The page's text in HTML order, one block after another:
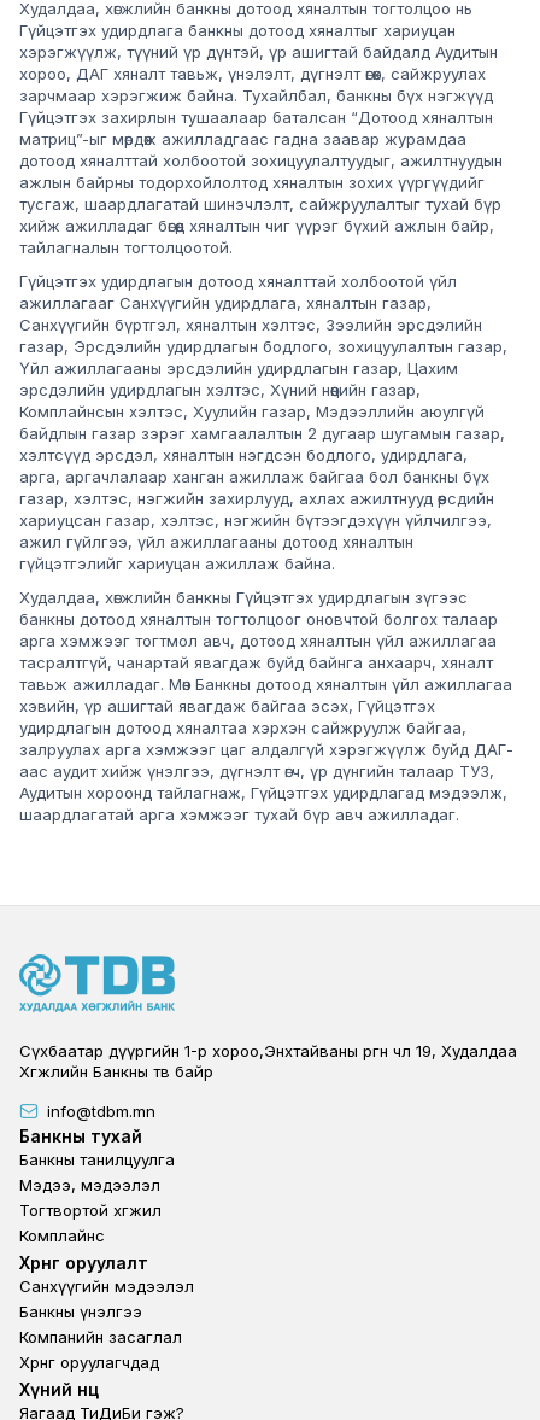
Худалдаа, хөгжлийн банкны дотоод хяналтын тогтолцоо нь
Гүйцэтгэх удирдлага банкны дотоод хяналтыг хариуцан
хэрэгжүүлж, түүний үр дүнтэй, үр ашигтай байдалд Аудитын
хороо, ДАГ хяналт тавьж, үнэлэлт, дүгнэлт өгөх, сайжруулах
зарчмаар хэрэгжиж байна. Тухайлбал, банкны бүх нэгжүүд
Гүйцэтгэх захирлын тушаалаар баталсан “Дотоод хяналтын
матриц”-ыг мөрдөж ажилладгаас гадна заавар журамдаа
дотоод хяналттай холбоотой зохицуулалтуудыг, ажилтнуудын
ажлын байрны тодорхойлолтод хяналтын зохих үүргүүдийг
тусгаж, шаардлагатай шинэчлэлт, сайжруулалтыг тухай бүр
хийж ажилладаг бөгөөд хяналтын чиг үүрэг бүхий ажлын байр,
тайлагналын тогтолцоотой.
Гүйцэтгэх удирдлагын дотоод хяналттай холбоотой үйл
ажиллагааг Санхүүгийн удирдлага, хяналтын газар,
Санхүүгийн бүртгэл, хяналтын хэлтэс, Зээлийн эрсдэлийн
газар, Эрсдэлийн удирдлагын бодлого, зохицуулалтын газар,
Үйл ажиллагааны эрсдэлийн удирдлагын газар, Цахим
эрсдэлийн удирдлагын хэлтэс, Хүний нөөцийн газар,
Комплайнсын хэлтэс, Хуулийн газар, Мэдээллийн аюулгүй
байдлын газар зэрэг хамгаалалтын 2 дугаар шугамын газар,
хэлтсүүд эрсдэл, хяналтын нэгдсэн бодлого, удирдлага,
арга, аргачлалаар ханган ажиллаж байгаа бол банкны бүх
газар, хэлтэс, нэгжийн захирлууд, ахлах ажилтнууд өөрсдийн
хариуцсан газар, хэлтэс, нэгжийн бүтээгдэхүүн үйлчилгээ,
ажил гүйлгээ, үйл ажиллагааны дотоод хяналтын
гүйцэтгэлийг хариуцан ажиллаж байна.
Худалдаа, хөгжлийн банкны Гүйцэтгэх удирдлагын зүгээс
банкны дотоод хяналтын тогтолцоог оновчтой болгох талаар
арга хэмжээг тогтмол авч, дотоод хяналтын үйл ажиллагаа
тасралтгүй, чанартай явагдаж буйд байнга анхаарч, хяналт
тавьж ажилладаг. Мөн Банкны дотоод хяналтын үйл ажиллагаа
хэвийн, үр ашигтай явагдаж байгаа эсэх, Гүйцэтгэх
удирдлагын дотоод хяналтаа хэрхэн сайжруулж байгаа,
залруулах арга хэмжээг цаг алдалгүй хэрэгжүүлж буйд ДАГ-
аас аудит хийж үнэлгээ, дүгнэлт өгч, үр дүнгийн талаар ТУЗ,
Аудитын хороонд тайлагнаж, Гүйцэтгэх удирдлагад мэдээлж,
шаардлагатай арга хэмжээг тухай бүр авч ажилладаг.
Сүхбаатар дүүргийн 1-р хороо,Энхтайваны өргөн чөлөө 19, Худалдаа
Хөгжлийн Банкны төв байр
info@tdbm.mn
Footer
Банкны тухай
Банкны танилцуулга
Мэдээ, мэдээлэл
Тогтвортой хөгжил
Комплайнс
Footer third
Хөрөнгө оруулалт
Санхүүгийн мэдээлэл
Банкны үнэлгээ
Компанийн засаглал
Хөрөнгө оруулагчдад
Footer second
Хүний нөөц
Яагаад ТиДиБи гэж?